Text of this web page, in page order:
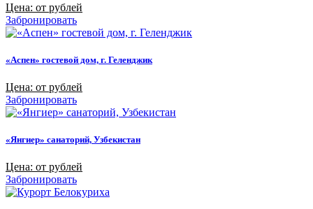
Цена: от рублей
Забронировать
«Аспен» гостевой дом, г. Геленджик
Цена: от рублей
Забронировать
«Янгиер» санаторий, Узбекистан
Цена: от рублей
Забронировать